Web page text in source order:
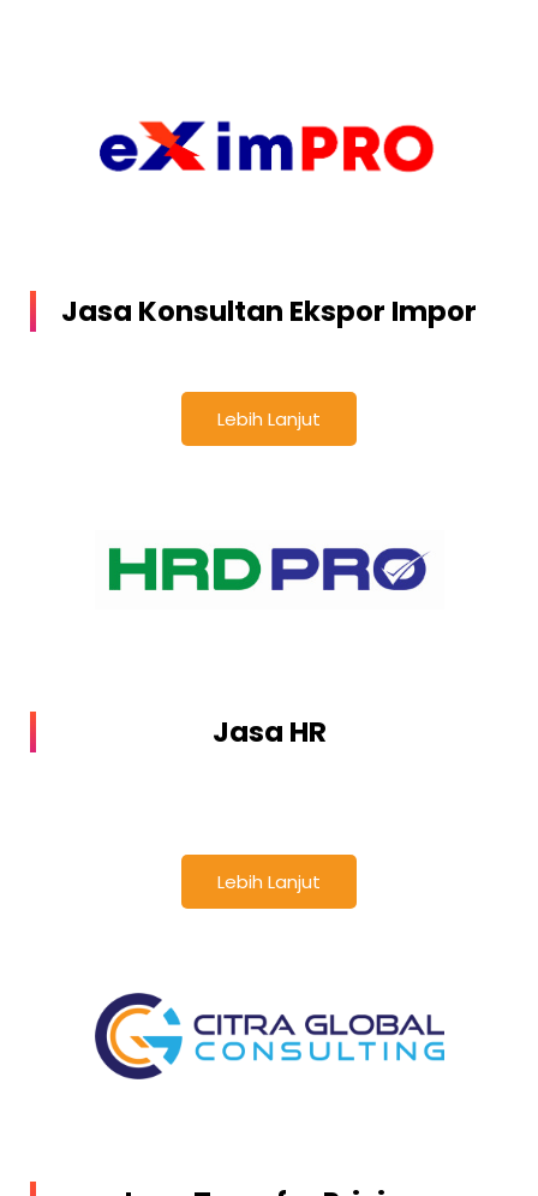
Jasa Konsultan Ekspor Impor
Lebih Lanjut
Jasa HR
Lebih Lanjut